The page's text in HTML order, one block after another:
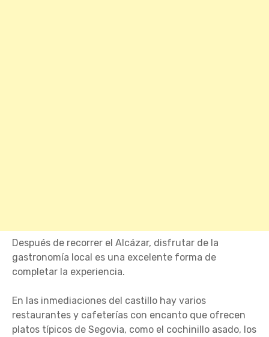
Después de recorrer el Alcázar, disfrutar de la
gastronomía local es una excelente forma de
completar la experiencia.
En las inmediaciones del castillo hay varios
restaurantes y cafeterías con encanto que ofrecen
platos típicos de Segovia, como el cochinillo asado, los